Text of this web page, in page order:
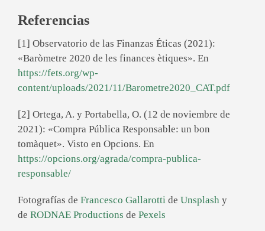
Referencias
[1] Observatorio de las Finanzas Éticas (2021):
«Baròmetre 2020 de les finances ètiques». En
https://fets.org/wp-
content/uploads/2021/11/Barometre2020_CAT.pdf
[2] Ortega, A. y Portabella, O. (12 de noviembre de
2021): «Compra Pública Responsable: un bon
tomàquet». Visto en Opcions. En
https://opcions.org/agrada/compra-publica-
responsable/
Fotografías de Francesco Gallarotti de Unsplash y
de RODNAE Productions de Pexels